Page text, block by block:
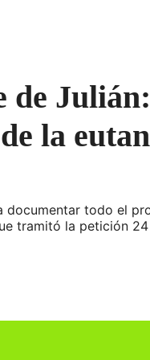
la
todo el
tramitó la petición